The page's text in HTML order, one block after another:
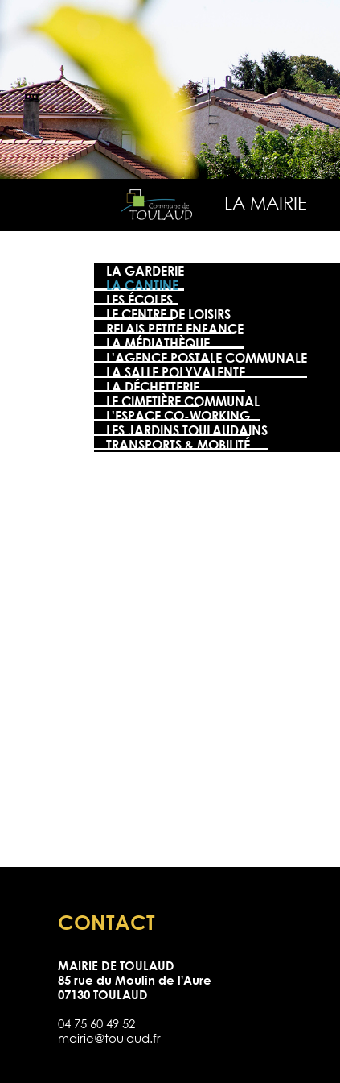
LA MAIRIE
LA GARDERIE
LA CANTINE
LES ÉCOLES
LE CENTRE DE LOISIRS
RELAIS PETITE ENFANCE
LA MÉDIATHÈQUE
L'AGENCE POSTALE COMMUNALE
LA SALLE POLYVALENTE
LA DÉCHETTERIE
LE CIMETIÈRE COMMUNAL
L'ESPACE CO-WORKING
LES JARDINS TOULAUDAINS
TRANSPORTS & MOBILITÉ
CONTACT
MAIRIE DE TOULAUD
85 rue du Moulin de l'Aure
07130 TOULAUD
04 75 60 49 52
mairie@toulaud.fr